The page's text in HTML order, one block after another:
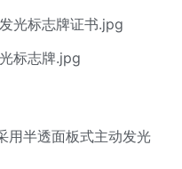
半透面板式主动发光